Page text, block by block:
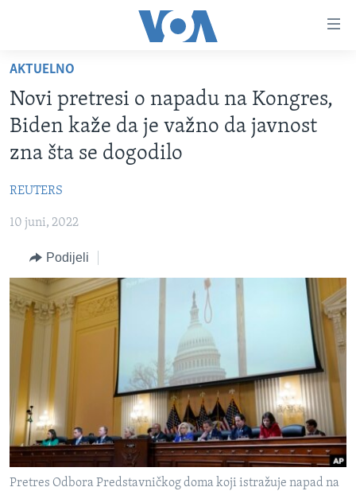
glavni
sadržaj
Pređi
na
glavnu
Idi
na
pretragu
VIDEO
FOTOGRAFIJE DANA
BOSNA I HERCEGOVINA
SVIJET
NAUKA I TEHNOLOGIJA
SPECIJALNI PROJEKTI
KORUPCIJA
SLOBODA MEDIJA
ŽENSKA STRANA
IZBJEGLIČKA STRANA
O GLASU AMERIKE
Learning English
PRATITE NAS
AKTUELNO
Novi pretresi o napadu na Kongres,
Biden kaže da je važno da javnost
zna šta se dogodilo
REUTERS
10 juni, 2022
Podijeli
Pretres Odbora Predstavničkog doma koji istražuje napad na